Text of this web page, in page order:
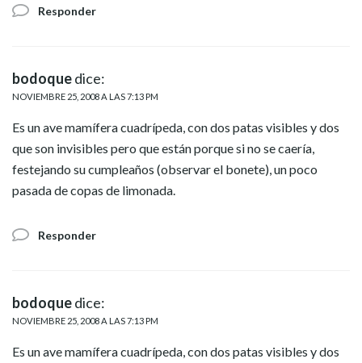
Responder
bodoquedice:
NOVIEMBRE 25, 2008 A LAS 7:13 PM
Es un ave mamífera cuadrípeda, con dos patas visibles y dos
que son invisibles pero que están porque si no se caería,
festejando su cumpleaños (observar el bonete), un poco
pasada de copas de limonada.
Responder
bodoquedice:
NOVIEMBRE 25, 2008 A LAS 7:13 PM
Es un ave mamífera cuadrípeda, con dos patas visibles y dos